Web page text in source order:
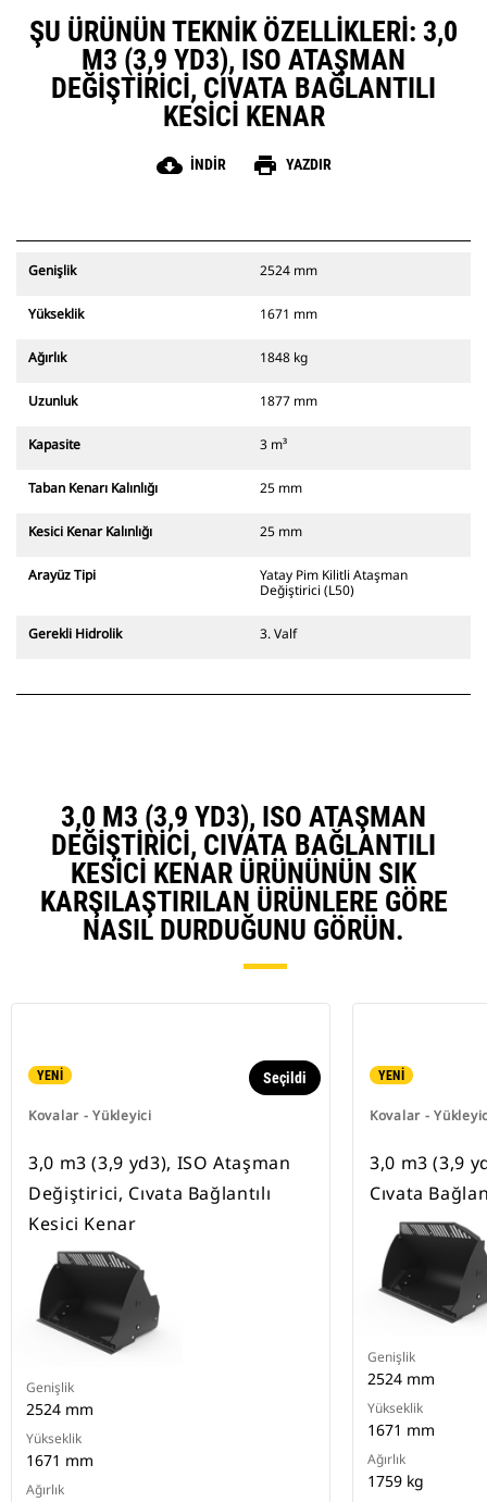
ŞU ÜRÜNÜN TEKNIK ÖZELLIKLERI: 3,0
M3 (3,9 YD3), ISO ATAŞMAN
DEĞIŞTIRICI, CIVATA BAĞLANTILI
KESICI KENAR
cloud_download İNDIR print YAZDIR
Genişlik 2524 mm
Yükseklik 1671 mm
Ağırlık 1848 kg
Uzunluk 1877 mm
Kapasite 3 m³
Taban Kenarı Kalınlığı 25 mm
Kesici Kenar Kalınlığı 25 mm
Arayüz Tipi
Yatay Pim Kilitli Ataşman
Değiştirici (L50)
Gerekli Hidrolik 3. Valf
3,0 M3 (3,9 YD3), ISO ATAŞMAN
DEĞIŞTIRICI, CIVATA BAĞLANTILI
KESICI KENAR ÜRÜNÜNÜN SIK
KARŞILAŞTIRILAN ÜRÜNLERE GÖRE
NASIL DURDUĞUNU GÖRÜN.
YENİ
Kovalar - Yükleyici
Seçildi
3,0 m3 (3,9 yd3), ISO Ataşman
Değiştirici, Cıvata Bağlantılı
Kesici Kenar
Genişlik
2524 mm
Yükseklik
1671 mm
Ağırlık
YENİ
Kovalar -
3,0 m3 (3,9
Cıvata
Genişlik
2524 mm
Yükseklik
1671 mm
Ağırlık
1759 kg